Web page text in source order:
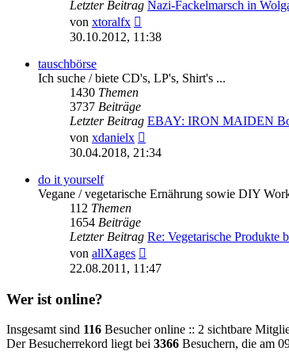
Letzter Beitrag Nazi-Fackelmarsch in
von xtoralfx
Beitrag
30.10.2012, 11:38
tauschbörse
Ich suche / biete CD's, LP's, Shirt's ...
1430 Themen
3737 Beiträge
Letzter Beitrag EBAY: IRON MAIDEN
von xdanielx
Beitrag
30.04.2018, 21:34
do it yourself
Vegane / vegetarische Ernährung sowie DIY
112 Themen
1654 Beiträge
Letzter Beitrag Re: Vegetarische Produkte
von allXages
Beitrag
22.08.2011, 11:47
Wer ist online?
Insgesamt sind 116 Besucher online :: 2 sichtbare
Der Besucherrekord liegt bei 3366 Besuchern, die am